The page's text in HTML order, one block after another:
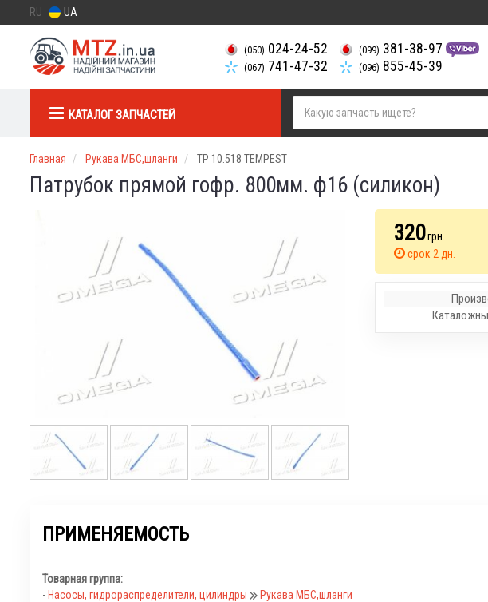
RU UA
(050) 024-24-52
(067) 741-47-32
(099) 381-38-97
(096) 855-45-39
КАТАЛОГ ЗАПЧАСТЕЙ
Главная Рукава МБС,шланги TP 10.518 TEMPEST
Патрубок прямой гофр. 800мм. ф16 (силикон)
320грн.
срок 2 дн.
ПРИМЕНЯЕМОСТЬ
Товарная группа:
-Насосы, гидрораспределители, цилиндры Рукава МБС,шланги